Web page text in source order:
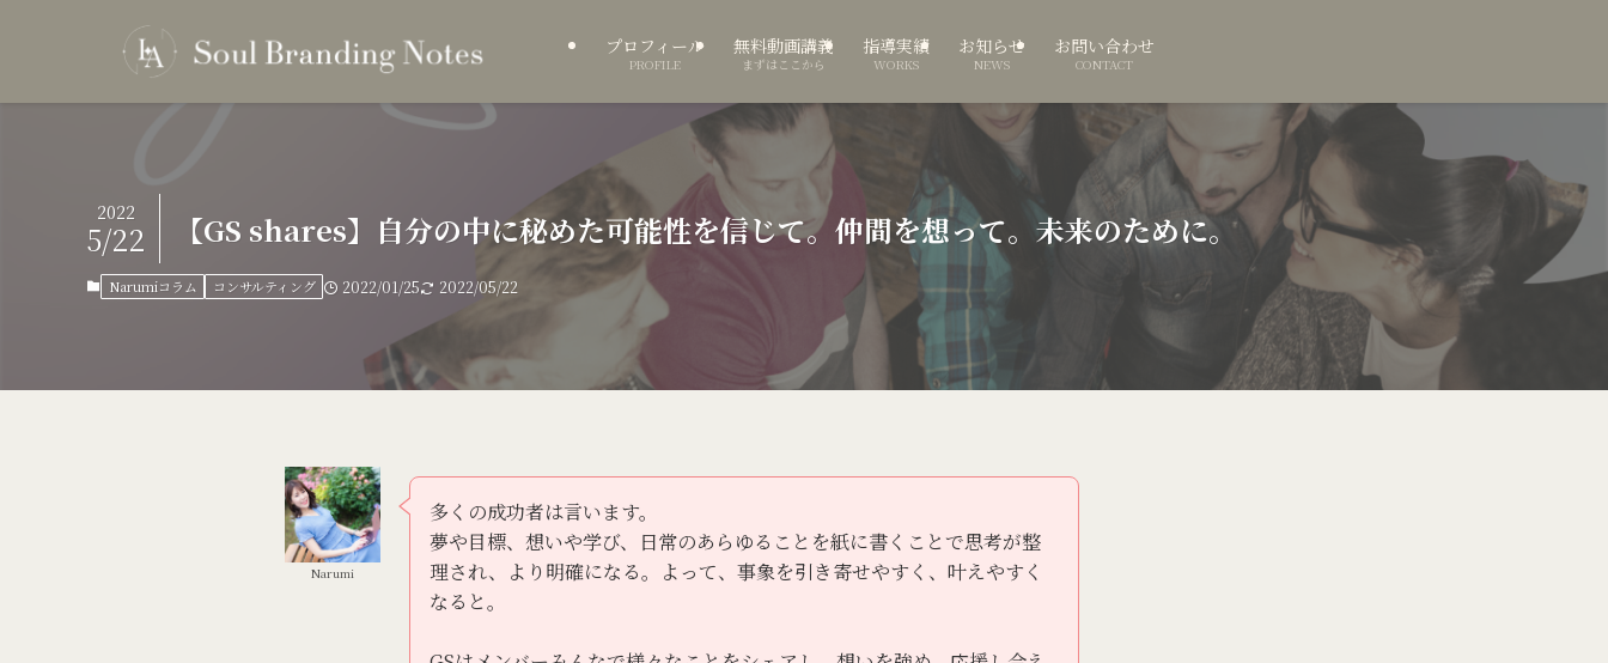
プロフィール
PROFILE
無料動画講義
まずはここから
指導実績
WORKS
お知らせ
NEWS
お問い合わせ
CONTACT
【GS shares】自分の中に秘めた可能性を信じて。仲間を想って。未来のために。
2022
5/22
Narumiコラム コンサルティング 2022/01/25 2022/05/22
Narumi
多くの成功者は言います。
夢や目標、想いや学び、日常のあらゆることを紙に書くことで思考が整
理され、より明確になる。よって、事象を引き寄せやすく、叶えやすく
なると。